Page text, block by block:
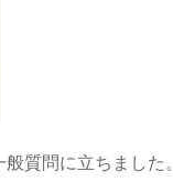
質問に立ちました。